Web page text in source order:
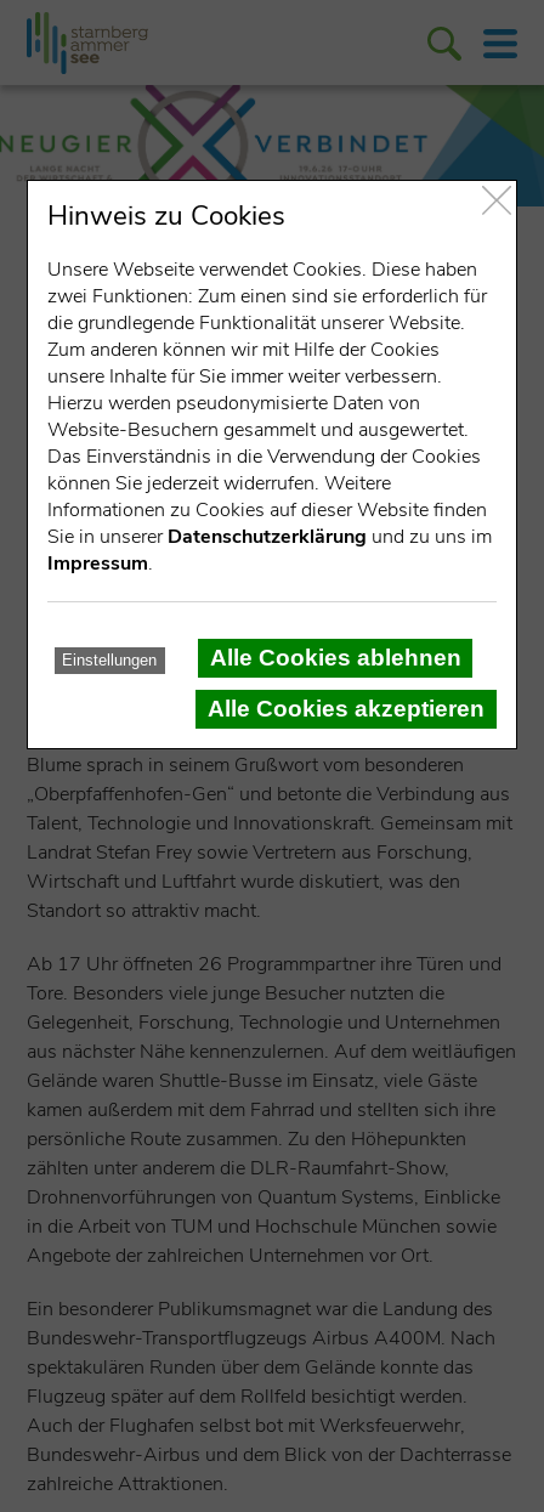
Erfolgreiche Premiere der 1. Langen
Nacht der Wirtschaft und
Wissenschaft
Die 1. Lange Nacht der Wirtschaft und Wissenschaft in
Oberpfaffenhofen war ein voller Erfolg: Rund 3.500 bis
4.000 Besucher kamen trotz hochsommerlicher
Temperaturen nach Weßling, Gilching und Gauting, um
einen Blick hinter die Kulissen des Luft- und
Raumfahrtstandorts zu werfen. Erwartet worden waren
Schon die Eröffnung im Flugzeughangar machte deutlich,
welche Bedeutung der Standort weit über die Region
hinaus hat. Bayerns Wissenschaftsminister Markus
Blume sprach in seinem Grußwort vom besonderen
„Oberpfaffenhofen-Gen“ und betonte die Verbindung aus
Talent, Technologie und Innovationskraft. Gemeinsam mit
Landrat Stefan Frey sowie Vertretern aus Forschung,
Wirtschaft und Luftfahrt wurde diskutiert, was den
Standort so attraktiv macht.
Ab 17 Uhr öffneten 26 Programmpartner ihre Türen und
Tore. Besonders viele junge Besucher nutzten die
Gelegenheit, Forschung, Technologie und Unternehmen
aus nächster Nähe kennenzulernen. Auf dem weitläufigen
Gelände waren Shuttle-Busse im Einsatz, viele Gäste
kamen außerdem mit dem Fahrrad und stellten sich ihre
persönliche Route zusammen. Zu den Höhepunkten
zählten unter anderem die DLR-Raumfahrt-Show,
Drohnenvorführungen von Quantum Systems, Einblicke
in die Arbeit von TUM und Hochschule München sowie
Angebote der zahlreichen Unternehmen vor Ort.
Ein besonderer Publikumsmagnet war die Landung des
Bundeswehr-Transportflugzeugs Airbus A400M. Nach
spektakulären Runden über dem Gelände konnte das
Flugzeug später auf dem Rollfeld besichtigt werden.
Auch der Flughafen selbst bot mit Werksfeuerwehr,
Bundeswehr-Airbus und dem Blick von der Dachterrasse
zahlreiche Attraktionen.
Hinweis zu Cookies
Unsere Webseite verwendet Cookies. Diese haben
zwei Funktionen: Zum einen sind sie erforderlich für
die grundlegende Funktionalität unserer Website.
Zum anderen können wir mit Hilfe der Cookies
unsere Inhalte für Sie immer weiter verbessern.
Hierzu werden pseudonymisierte Daten von
Website-Besuchern gesammelt und ausgewertet.
Das Einverständnis in die Verwendung der Cookies
können Sie jederzeit widerrufen. Weitere
Informationen zu Cookies auf dieser Website finden
Sie in unsererDatenschutzerklärung und zu uns im
Impressum.
Einstellungen
Alle Cookies ablehnen
Alle Cookies akzeptieren